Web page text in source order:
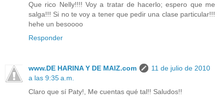
Que rico Nelly!!!! Voy a tratar de hacerlo; espero que me
salga!!! Si no te voy a tener que pedir una clase particular!!!
hehe un besoooo
Responder
www.DE HARINA Y DE MAIZ.com
11 de julio de 2010
a las 9:35 a.m.
Claro que sí Paty!, Me cuentas qué tal!! Saludos!!